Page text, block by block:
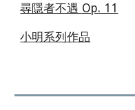
尋隱者不遇 Op. 11
小明系列作品